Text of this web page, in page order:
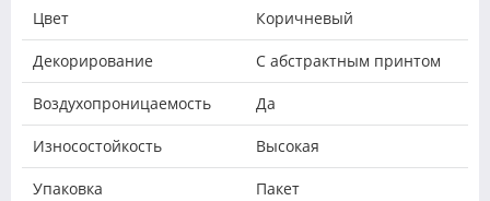
Цвет Коричневый
Декорирование С абстрактным принтом
Воздухопроницаемость Да
Износостойкость Высокая
Упаковка Пакет